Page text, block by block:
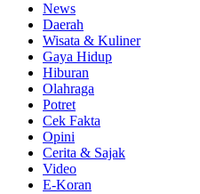
News
Daerah
Wisata & Kuliner
Gaya Hidup
Hiburan
Olahraga
Potret
Cek Fakta
Opini
Cerita & Sajak
Video
E-Koran